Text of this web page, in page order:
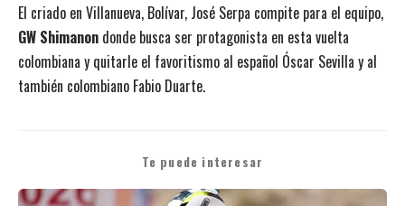
El criado en Villanueva, Bolívar, José Serpa compite para el equipo,
GW Shimanon donde busca ser protagonista en esta vuelta
colombiana y quitarle el favoritismo al español Óscar Sevilla y al
también colombiano Fabio Duarte.
Te puede interesar